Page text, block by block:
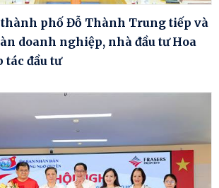
thành phố Đỗ Thành Trung tiếp và
doanh nghiệp, nhà đầu tư Hoa
tác đầu tư